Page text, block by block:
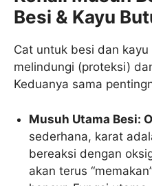
Besi & Kayu
Cat untuk besi dan
melindungi (proteksi)
Keduanya sama
Musuh Utama Besi:
sederhana, karat
bereaksi dengan
akan terus